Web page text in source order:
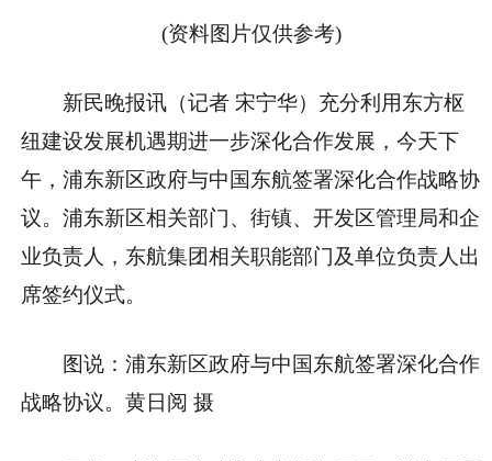
(资料图片仅供参考)
新民晚报讯（记者 宋宁华）充分利用东方枢
纽建设发展机遇期进一步深化合作发展，今天下
午，浦东新区政府与中国东航签署深化合作战略协
议。浦东新区相关部门、街镇、开发区管理局和企
业负责人，东航集团相关职能部门及单位负责人出
席签约仪式。
图说：浦东新区政府与中国东航签署深化合作
战略协议。黄日阅 摄